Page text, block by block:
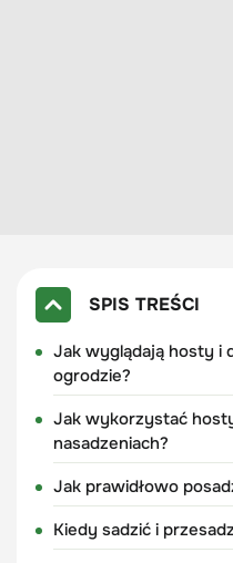
SPIS TREŚCI
Jak wyglądają hosty i
ogrodzie?
Jak wykorzystać
nasadzeniach?
Jak prawidłowo
Kiedy sadzić i